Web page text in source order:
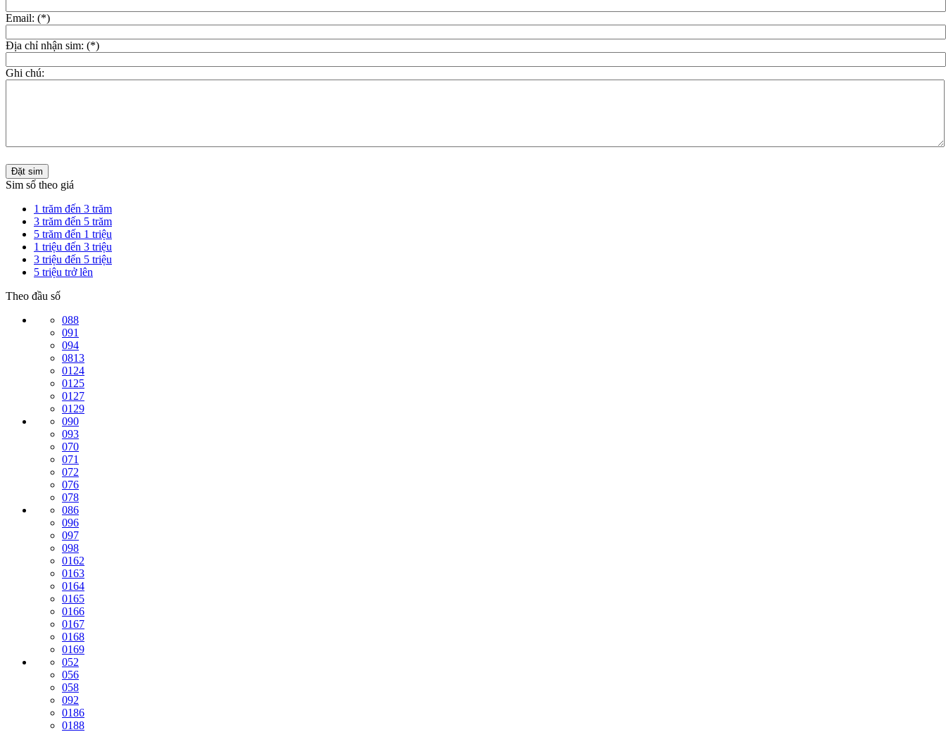
Email: (*)
Địa chỉ nhận sim: (*)
Ghi chú:
Đặt sim
Sim số theo giá
1 trăm đến 3 trăm
3 trăm đến 5 trăm
5 trăm đến 1 triệu
1 triệu đến 3 triệu
3 triệu đến 5 triệu
5 triệu trở lên
Theo đầu số
088
091
094
0813
0124
0125
0127
0129
090
093
070
071
072
076
078
086
096
097
098
0162
0163
0164
0165
0166
0167
0168
0169
052
056
058
092
0186
0188